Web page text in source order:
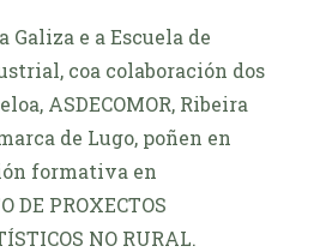
Galiza e a Escuela de
coa colaboración dos
ASDECOMOR, Ribeira
de Lugo, poñen en
formativa en
DE PROXECTOS
NO RURAL.